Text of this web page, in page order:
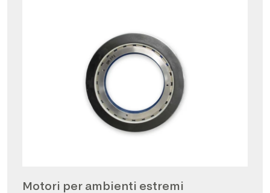
Motori per ambienti estremi